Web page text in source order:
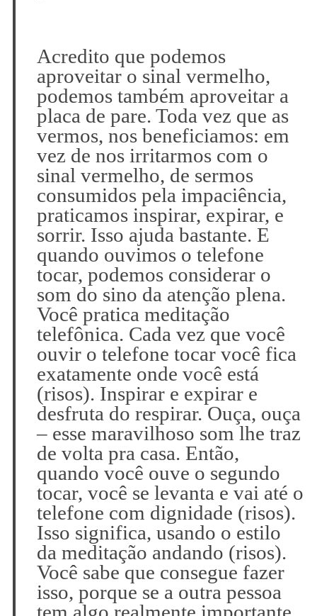
Acredito que podemos
aproveitar o sinal vermelho,
podemos também aproveitar a
placa de pare. Toda vez que as
vermos, nos beneficiamos: em
vez de nos irritarmos com o
sinal vermelho, de sermos
consumidos pela impaciência,
praticamos inspirar, expirar, e
sorrir. Isso ajuda bastante. E
quando ouvimos o telefone
tocar, podemos considerar o
som do sino da atenção plena.
Você pratica meditação
telefônica. Cada vez que você
ouvir o telefone tocar você fica
exatamente onde você está
(risos). Inspirar e expirar e
desfruta do respirar. Ouça, ouça
– esse maravilhoso som lhe traz
de volta pra casa. Então,
quando você ouve o segundo
tocar, você se levanta e vai até o
telefone com dignidade (risos).
Isso significa, usando o estilo
da meditação andando (risos).
Você sabe que consegue fazer
isso, porque se a outra pessoa
tem algo realmente importante